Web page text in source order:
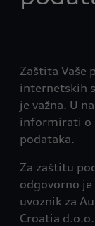
Zaštita Vaše
internetskih
je važna. U
informirati o
podataka.
Za zaštitu
odgovorno
uvoznik za
Croatia